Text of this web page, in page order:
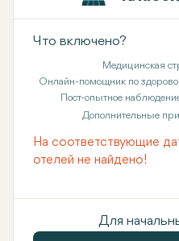
Что включено?
Медицинская
Онлайн-помощник по
Пост-опытное
Дополнительные
На соответствующие
отелей не найдено!
Для